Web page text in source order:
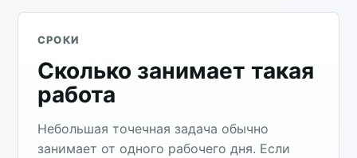
СРОКИ
Сколько занимает такая
работа
Небольшая точечная задача обычно
занимает от одного рабочего дня. Если